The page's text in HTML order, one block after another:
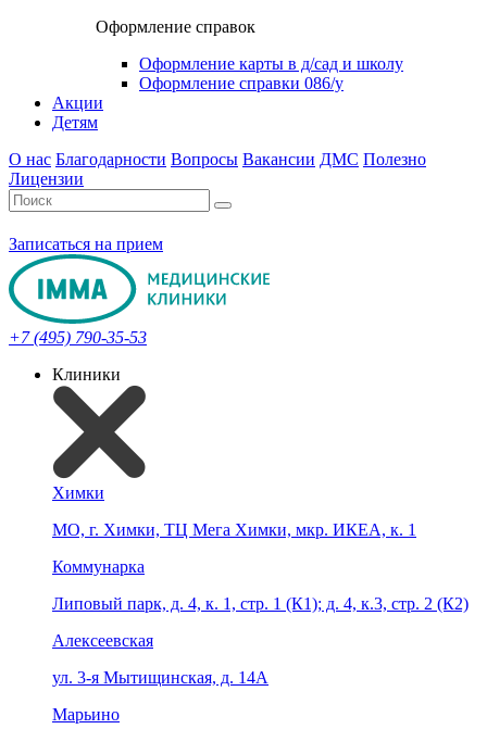
Оформление справок
Оформление карты в д/сад и школу
Оформление справки 086/у
Акции
Детям
О нас Благодарности Вопросы Вакансии ДМС Полезно
Лицензии
Записаться на прием
+7 (495) 790-35-53
Клиники
Химки
МО, г. Химки, ТЦ Мега Химки, мкр. ИКЕА, к. 1
Коммунарка
Липовый парк, д. 4, к. 1, стр. 1 (К1); д. 4, к.3, стр. 2 (К2)
Алексеевская
ул. 3-я Мытищинская, д. 14А
Марьино